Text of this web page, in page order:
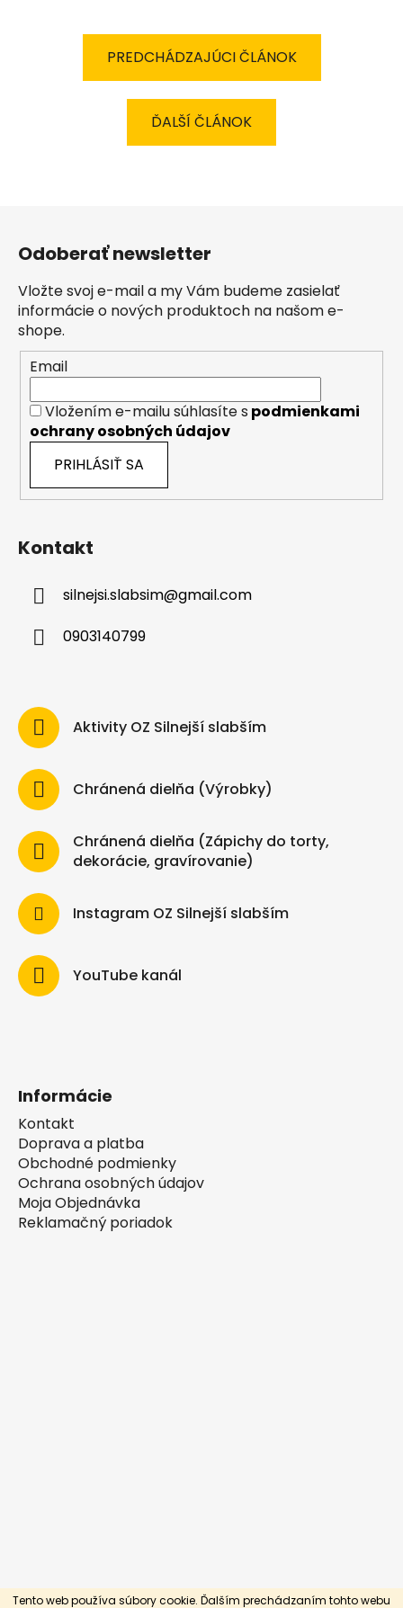
Tento web používa súbory cookie. Ďalším prechádzaním tohto webu
PREDCHÁDZAJÚCI ČLÁNOK
ĎALŠÍ ČLÁNOK
Odoberať newsletter
Vložte svoj e-mail a my Vám budeme zasielať
informácie o nových produktoch na našom e-
shope.
Email
Vložením e-mailu súhlasíte s podmienkami
ochrany osobných údajov
PRIHLÁSIŤ SA
Kontakt
silnejsi.slabsim@gmail.com
0903140799
Aktivity OZ Silnejší slabším
Chránená dielňa (Výrobky)
Chránená dielňa (Zápichy do torty,
dekorácie, gravírovanie)
Instagram OZ Silnejší slabším
YouTube kanál
Informácie
Kontakt
Doprava a platba
Obchodné podmienky
Ochrana osobných údajov
Moja Objednávka
Reklamačný poriadok